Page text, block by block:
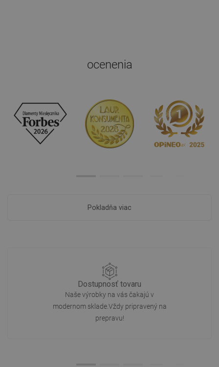
ocenenia
Pokladňa viac
Dostupnosť tovaru
Naše výrobky na vás čakajú v
modernom sklade.Vždy pripravený na
prepravu!